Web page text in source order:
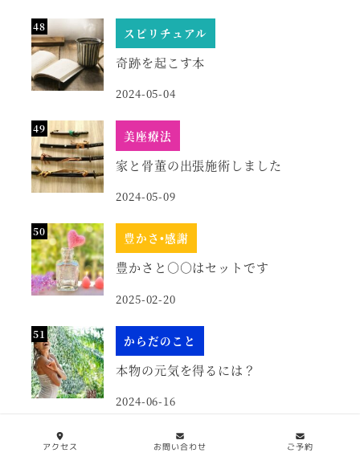
スピリチュアル
奇跡を起こす本
2024-05-04
美座療法
家と骨董の出張施術しました
2024-05-09
豊かさ•感謝
豊かさと○○はセットです
2025-02-20
からだのこと
本物の元気を得るには？
2024-06-16
からだのこと
アクセス お問い合わせ ご予約